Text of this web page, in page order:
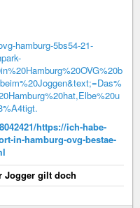
hamburg-5bs54-21-
https://ich-habe-
in-hamburg-ovg-bestae-
Jogger gilt doch